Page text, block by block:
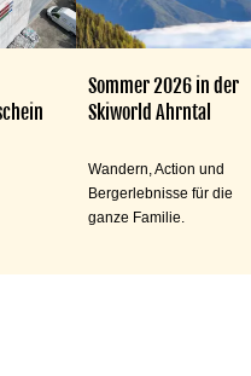
Sommer 2026 in der
Skiworld Ahrntal
Wandern, Action und
Bergerlebnisse für die
ganze Familie.